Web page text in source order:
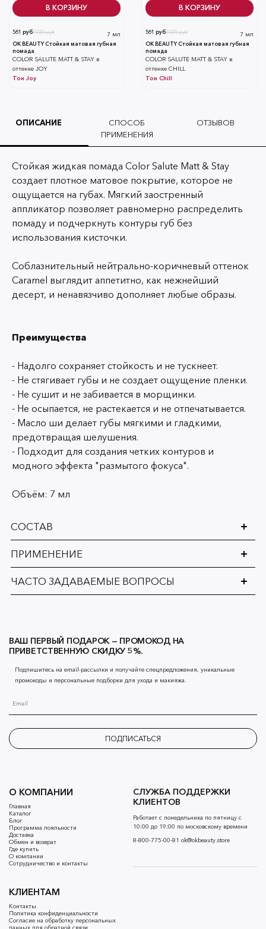
В КОРЗИНУ
1020 руб
561 руб 7 мл
OK BEAUTY Стойкая матовая губная
помада
COLOR SALUTE MATT & STAY в
оттенке JOY
Тон Joy
В КОРЗИНУ
1020 руб
561 руб 7 мл
OK BEAUTY Стойкая матовая губная
помада
COLOR SALUTE MATT & STAY в
оттенке CHILL
Тон Chill
ОПИСАНИЕ
СПОСОБ
ПРИМЕНЕНИЯ
ОТЗЫВОВ
Стойкая жидкая помада Color Salute Matt & Stay
создает плотное матовое покрытие, которое не
ощущается на губах. Мягкий заостренный
аппликатор позволяет равномерно распределить
помаду и подчеркнуть контуры губ без
использования кисточки.
Соблазнительный нейтрально-коричневый оттенок
Caramel выглядит аппетитно, как нежнейший
десерт, и ненавязчиво дополняет любые образы.
Преимущества
- Надолго сохраняет стойкость и не тускнеет.
- Не стягивает губы и не создает ощущение пленки.
- Не сушит и не забивается в морщинки.
- Не осыпается, не растекается и не отпечатывается.
- Масло ши делает губы мягкими и гладкими,
предотвращая шелушения.
- Подходит для создания четких контуров и
модного эффекта "размытого фокуса".
Объём: 7 мл
СОСТАВ
ПРИМЕНЕНИЕ
ЧАСТО ЗАДАВАЕМЫЕ ВОПРОСЫ
О КОМПАНИИ
Главная
Каталог
Блог
Программа лояльности
Доставка
Обмен и возврат
Где купить
О компании
Сотрудничество и контакты
КЛИЕНТАМ
Контакты
Политика конфиденциальности
Согласие на обработку персональных
СЛУЖБА ПОДДЕРЖКИ
КЛИЕНТОВ
Работает с понедельника по пятницу с
10:00 до 19:00 по московскому времени
8-800-775-00-81 ok@okbeauty.store
ВАШ ПЕРВЫЙ ПОДАРОК — ПРОМОКОД НА
ПРИВЕТСТВЕННУЮ СКИДКУ 5%.
Подпишитесь на email-рассылки и получайте спецпредложения, уникальные
промокоды и персональные подборки для ухода и макияжа.
ПОДПИСАТЬСЯ